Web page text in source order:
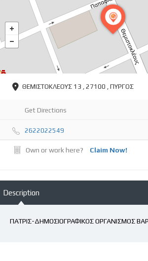
ΘΕΜΙΣΤΟΚΛΕΟΥΣ 13 , 27100 , ΠΥΡΓΟΣ
Get Directions
2622022549
Own or work here? Claim Now!
Description
ΠΑΤΡΙΣ-ΔΗΜΟΣΙΟΓΡΑΦΙΚΟΣ ΟΡΓΑΝΙΣΜΟΣ